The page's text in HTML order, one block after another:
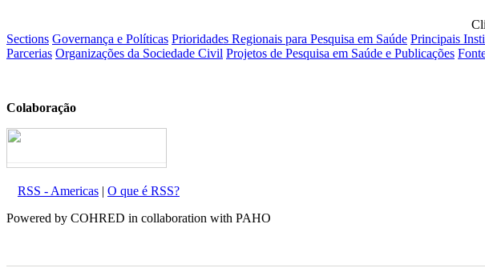
Sections Governança e Políticas Prioridades Regionais para Pesquisa em Saúde Principais
Parcerias Organizações da Sociedade Civil Projetos de Pesquisa em Saúde e Publicações
Colaboração
RSS - Americas | O que é RSS?
Powered by COHRED in collaboration with PAHO